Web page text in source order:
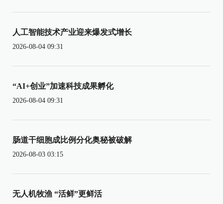
人工智能技术产业迎来爆发式增长
2026-08-04 09:31
“AI+创业”加速科技成果孵化
2026-08-04 09:31
肠道干细胞成比例分化奥秘被破解
2026-08-03 03:15
无人机牧渔 “活鲜”更鲜活